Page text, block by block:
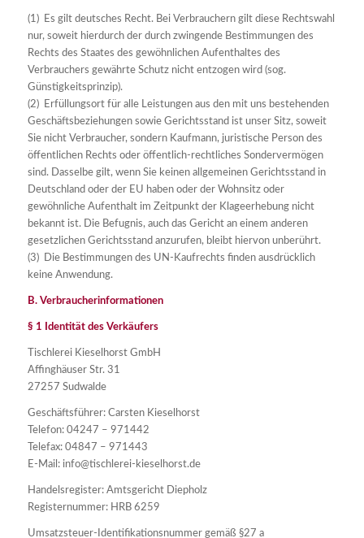
(1) Es gilt deutsches Recht. Bei Verbrauchern gilt diese Rechtswahl
nur, soweit hierdurch der durch zwingende Bestimmungen des
Rechts des Staates des gewöhnlichen Aufenthaltes des
Verbrauchers gewährte Schutz nicht entzogen wird (sog.
Günstigkeitsprinzip).
(2) Erfüllungsort für alle Leistungen aus den mit uns bestehenden
Geschäftsbeziehungen sowie Gerichtsstand ist unser Sitz, soweit
Sie nicht Verbraucher, sondern Kaufmann, juristische Person des
öffentlichen Rechts oder öffentlich-rechtliches Sondervermögen
sind. Dasselbe gilt, wenn Sie keinen allgemeinen Gerichtsstand in
Deutschland oder der EU haben oder der Wohnsitz oder
gewöhnliche Aufenthalt im Zeitpunkt der Klageerhebung nicht
bekannt ist. Die Befugnis, auch das Gericht an einem anderen
gesetzlichen Gerichtsstand anzurufen, bleibt hiervon unberührt.
(3) Die Bestimmungen des UN-Kaufrechts finden ausdrücklich
keine Anwendung.
B. Verbraucherinformationen
§ 1 Identität des Verkäufers
Tischlerei Kieselhorst GmbH
Affinghäuser Str. 31
27257 Sudwalde
Geschäftsführer: Carsten Kieselhorst
Telefon: 04247 – 971442
Telefax: 04847 – 971443
E-Mail: info@tischlerei-kieselhorst.de
Handelsregister: Amtsgericht Diepholz
Registernummer: HRB 6259
Umsatzsteuer-Identifikationsnummer gemäß §27 a